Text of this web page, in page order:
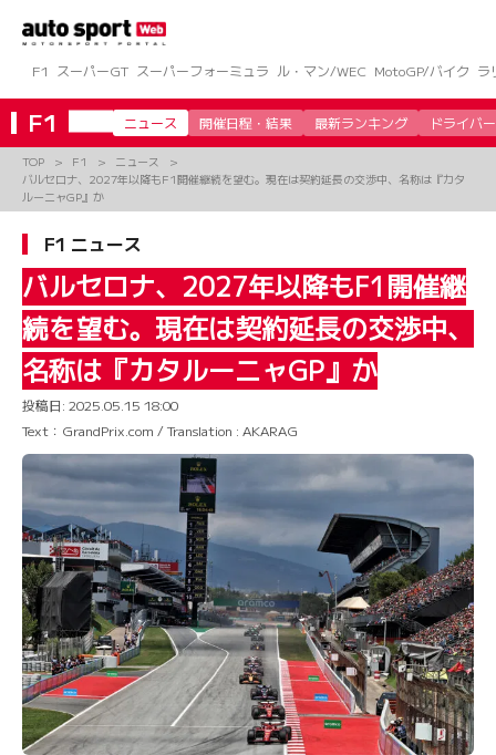
ツ
へ
ス
キ
F1 スーパーGT スーパーフォーミュラ ル・マン/WEC MotoGP/バイク ラ
F1 ニュース 開催日程・結果 最新ランキング ドライバー
TOP F1
ニュース
バルセロナ、2027年以降もF1開催継続を望む。現在は契約延長の交渉中、名称は『カタ
ルーニャGP』か
F1 ニュース
バルセロナ、2027年以降もF1開催継
続を望む。現在は契約延長の交渉中、
名称は『カタルーニャGP』か
投稿日: 2025.05.15 18:00
Text：GrandPrix.com / Translation : AKARAG